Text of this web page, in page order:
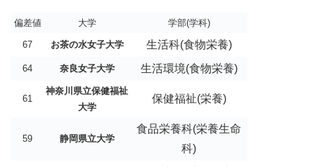
偏差値 大学 学部(学科)
67 お茶の水女子大学 生活科(食物栄養)
64 奈良女子大学 生活環境(食物栄養)
61
神奈川県立保健福祉
大学
保健福祉(栄養)
59 静岡県立大学
食品栄養科(栄養生命
科)